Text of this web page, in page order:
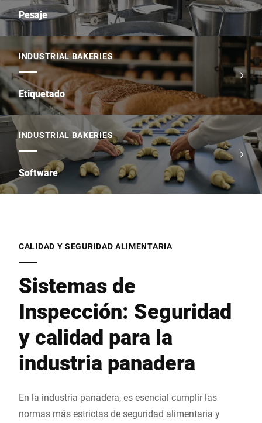
Pesaje
INDUSTRIAL BAKERIES
Etiquetado
INDUSTRIAL BAKERIES
Software
CALIDAD Y SEGURIDAD ALIMENTARIA
Sistemas de
Inspección: Seguridad
y calidad para la
industria panadera
En la industria panadera, es esencial cumplir las
normas más estrictas de seguridad alimentaria y